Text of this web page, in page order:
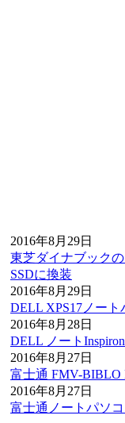
2016年8月29日
東芝ダイナブック
SSDに換装
2016年8月29日
DELL XPS17ノー
2016年8月28日
DELL ノート
2016年8月27日
富士通 FMV-BIBLO
2016年8月27日
富士通ノートパソ